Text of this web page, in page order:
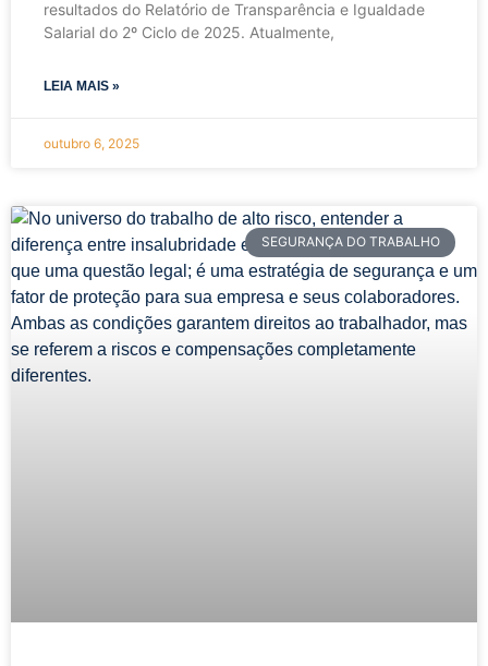
resultados do Relatório de Transparência e Igualdade
Salarial do 2º Ciclo de 2025. Atualmente,
LEIA MAIS »
outubro 6, 2025
SEGURANÇA DO TRABALHO